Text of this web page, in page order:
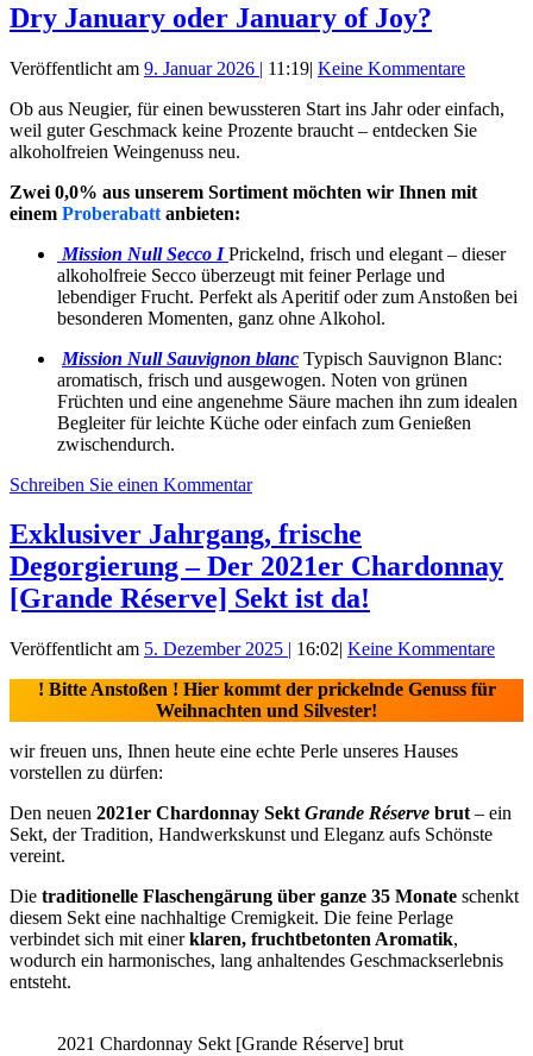
Dry January oder January of Joy?
Veröffentlicht am 9. Januar 2026 | 11:19| Keine Kommentare
Ob aus Neugier, für einen bewussteren Start ins Jahr oder einfach,
weil guter Geschmack keine Prozente braucht – entdecken Sie
alkoholfreien Weingenuss neu.
Zwei 0,0% aus unserem Sortiment möchten wir Ihnen mit
einem Proberabatt anbieten:
Mission Null Secco I Prickelnd, frisch und elegant – dieser
alkoholfreie Secco überzeugt mit feiner Perlage und
lebendiger Frucht. Perfekt als Aperitif oder zum Anstoßen bei
besonderen Momenten, ganz ohne Alkohol.
Mission Null Sauvignon blanc Typisch Sauvignon Blanc:
aromatisch, frisch und ausgewogen. Noten von grünen
Früchten und eine angenehme Säure machen ihn zum idealen
Begleiter für leichte Küche oder einfach zum Genießen
zwischendurch.
Schreiben Sie einen Kommentar
Exklusiver Jahrgang, frische
Degorgierung – Der 2021er Chardonnay
[Grande Réserve] Sekt ist da!
Veröffentlicht am 5. Dezember 2025 | 16:02| Keine Kommentare
! Bitte Anstoßen ! Hier kommt der prickelnde Genuss für
Weihnachten und Silvester!
wir freuen uns, Ihnen heute eine echte Perle unseres Hauses
vorstellen zu dürfen:
Den neuen 2021er Chardonnay Sekt Grande Réserve brut – ein
Sekt, der Tradition, Handwerkskunst und Eleganz aufs Schönste
vereint.
Die traditionelle Flaschengärung über ganze 35 Monate schenkt
diesem Sekt eine nachhaltige Cremigkeit. Die feine Perlage
verbindet sich mit einerklaren, fruchtbetonten Aromatik,
wodurch ein harmonisches, lang anhaltendes Geschmackserlebnis
entsteht.
2021 Chardonnay Sekt [Grande Réserve] brut